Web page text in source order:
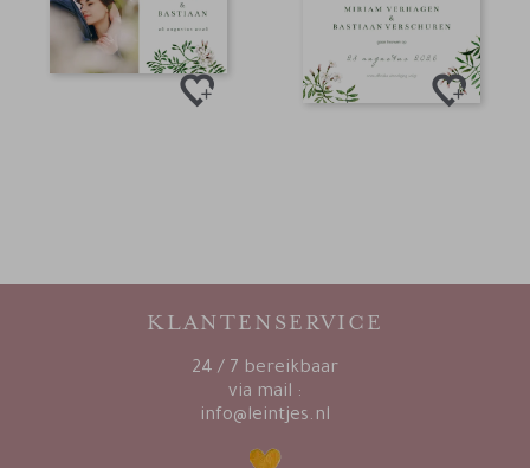
KLANTENSERVICE
24 / 7 bereikbaar
via mail :
info@leintjes.nl